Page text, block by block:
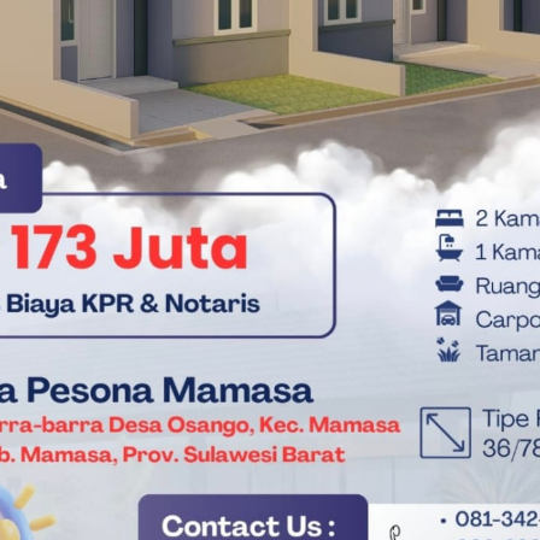
di Lincoln Financial Field, Philadelphia.
di Polman bersama 23,4 Gram Sabu
Desire Doue, dan Warren Zaire-Emery menunjukkan
dan Rabiot tetap jadi tulang punggung tim.
2018. Dengan komposisi skuad saat ini, Les Bleus
Timnas France